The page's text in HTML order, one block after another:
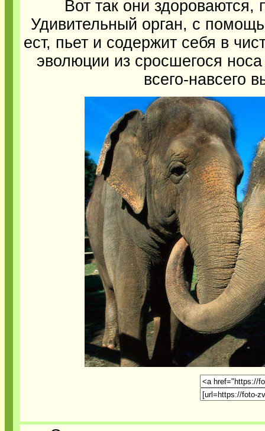
Вот так они здороваются,
Удивительный орган, с
ест, пьет и содержит себя в
эволюции из сросшегося
всего-навсего